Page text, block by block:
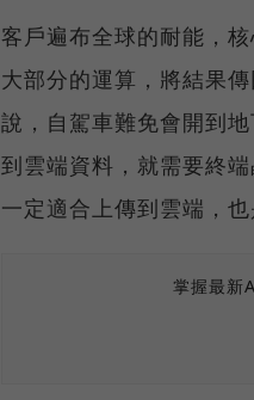
客戶遍布全球的耐能，
大部分的運算，將結果
說，自駕車難免會開到
到雲端資料，就需要終
一定適合上傳到雲端，
掌握最新